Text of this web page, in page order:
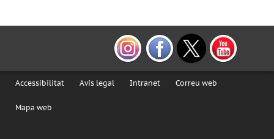
Accessibilitat Avís legal Intranet Correu web
Mapa web